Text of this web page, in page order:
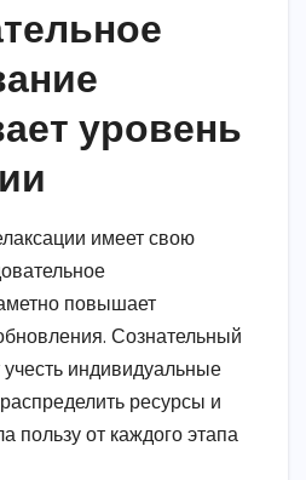
уровень
имеет свою
повышает
Сознательный
индивидуальные
ресурсы и
пользу от каждого этапа